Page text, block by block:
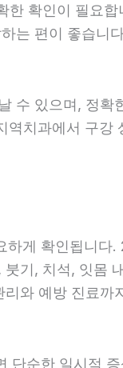
확인이 필요
는 편이 좋습니
수 있으며, 정
치과에서 구
게 확인됩니
기, 치석, 잇몸
와 예방 진료
단순한 일시적